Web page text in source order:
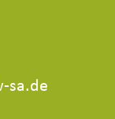
sa.de